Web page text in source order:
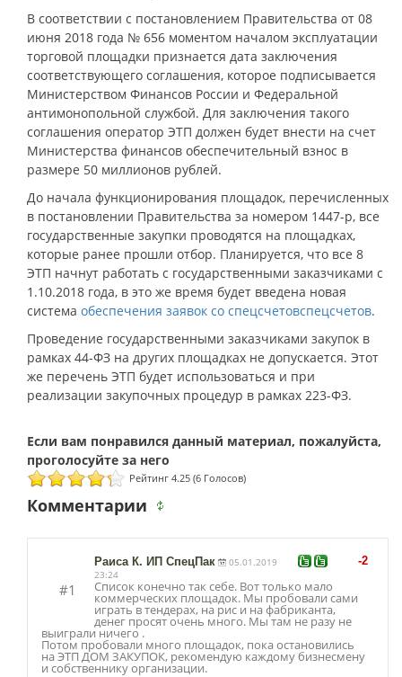
В соответствии с постановлением Правительства от 08
июня 2018 года № 656 моментом началом эксплуатации
торговой площадки признается дата заключения
соответствующего соглашения, которое подписывается
Министерством Финансов России и Федеральной
антимонопольной службой. Для заключения такого
соглашения оператор ЭТП должен будет внести на счет
Министерства финансов обеспечительный взнос в
размере 50 миллионов рублей.
До начала функционирования площадок, перечисленных
в постановлении Правительства за номером 1447-р, все
государственные закупки проводятся на площадках,
которые ранее прошли отбор. Планируется, что все 8
ЭТП начнут работать с государственными заказчиками с
1.10.2018 года, в это же время будет введена новая
система обеспечения заявок со спецсчетовспецсчетов.
Проведение государственными заказчиками закупок в
рамках 44-ФЗ на других площадках не допускается. Этот
же перечень ЭТП будет использоваться и при
реализации закупочных процедур в рамках 223-ФЗ.
Рейтинг 4.25 (6 Голосов)
Комментарии
-2
#1
Раиса К. ИП СпецПак
05.01.2019
23:24
Список конечно так себе. Вот только мало
коммерческих площадок. Мы пробовали сами
играть в тендерах, на рис и на фабриканта,
денег просят очень много. Мы там не разу не
выиграли ничего .
Потом пробовали много площадок, пока остановились
на ЭТП ДОМ ЗАКУПОК, рекомендую каждому бизнесмену
и собственнику организации.